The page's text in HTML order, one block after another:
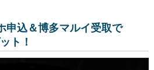
申込＆博多マルイ受取で
ト！